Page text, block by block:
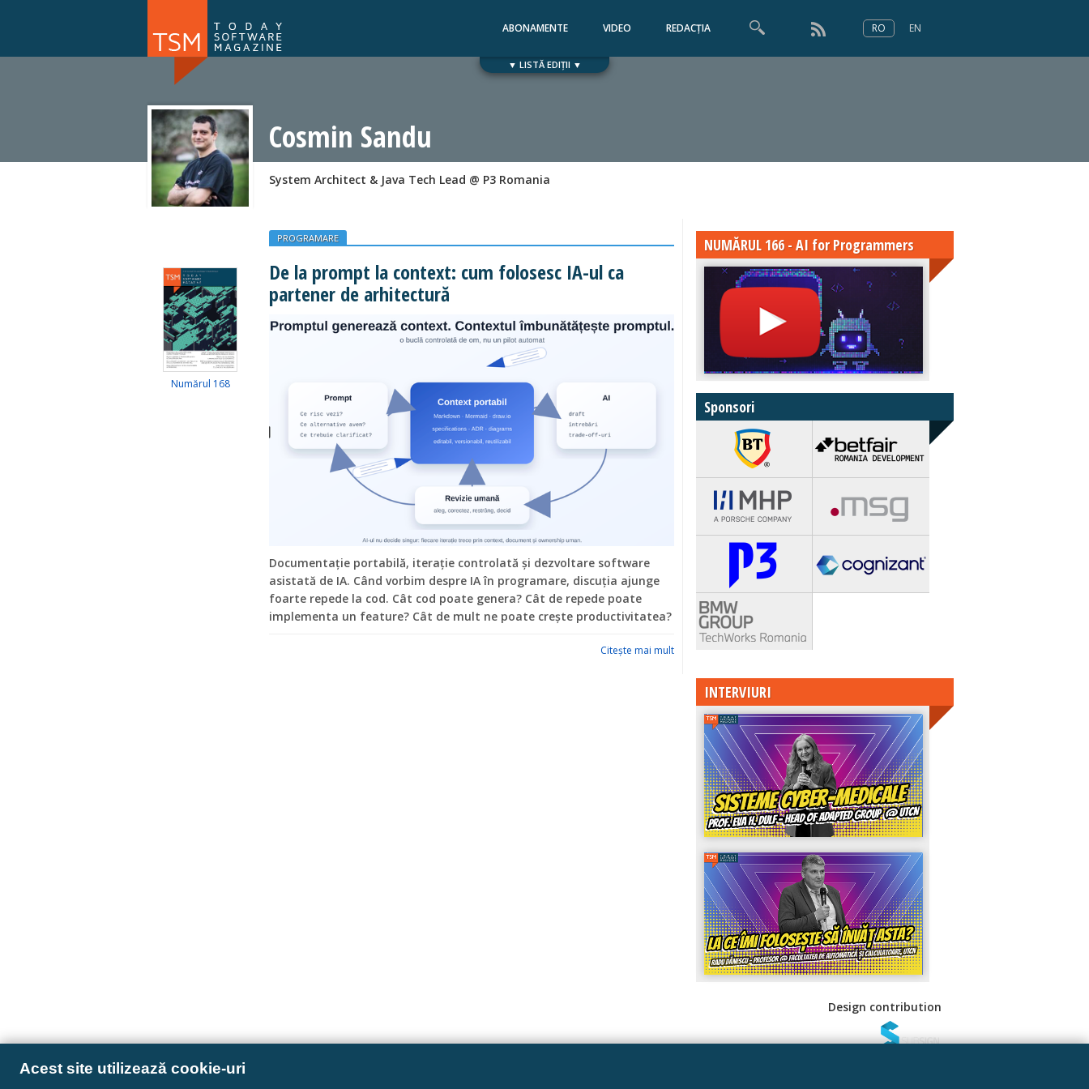
ABONAMENTE VIDEO REDACȚIA RO EN
Acest site utilizează cookie-uri
NOU
▼ LISTĂ EDIȚII ▼
Cosmin Sandu
System Architect & Java Tech Lead @ P3 Romania
Numărul 168
PROGRAMARE
De la prompt la context: cum folosesc IA-ul ca
partener de arhitectură
Documentație portabilă, iterație controlată și dezvoltare software
asistată de IA. Când vorbim despre IA în programare, discuția ajunge
foarte repede la cod. Cât cod poate genera? Cât de repede poate
implementa un feature? Cât de mult ne poate crește productivitatea?
Citeşte mai mult
NUMĂRUL 166 - AI for Programmers
Sponsori
INTERVIURI
Design contribution